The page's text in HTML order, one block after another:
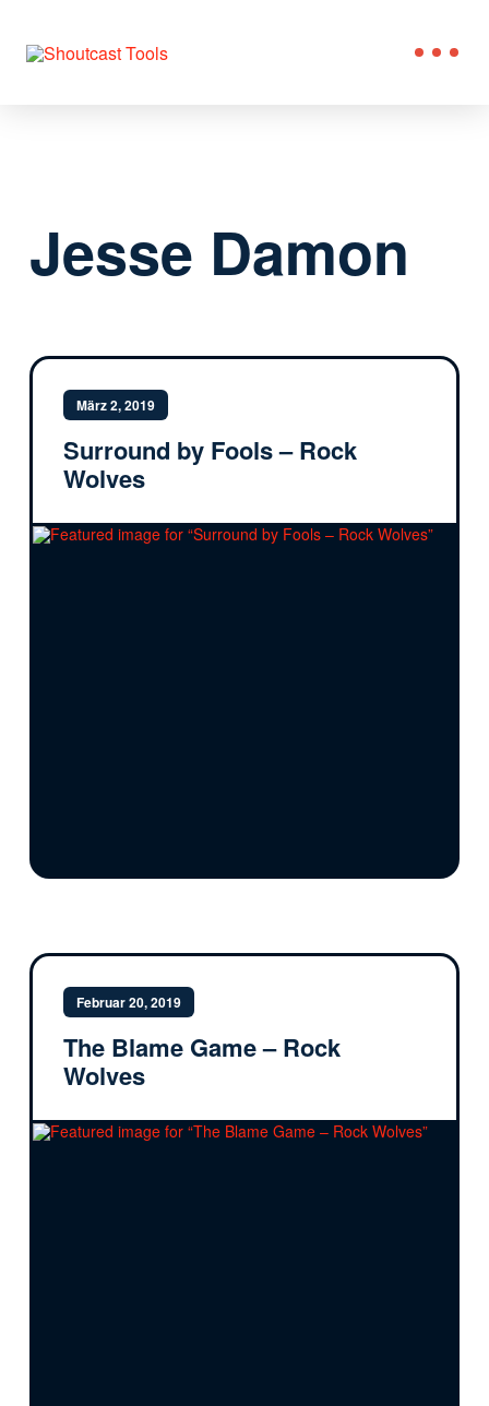
Jesse Damon
März 2, 2019
Surround by Fools – Rock
Wolves
Februar 20, 2019
The Blame Game – Rock
Wolves